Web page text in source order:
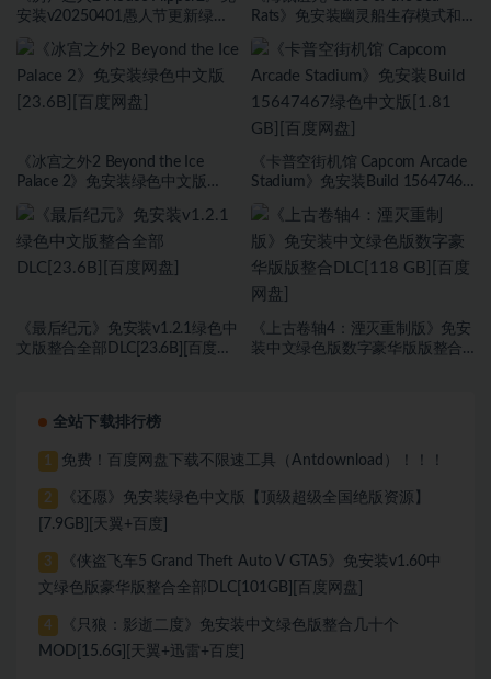
安装v20250401愚人节更新绿色
Rats》免安装幽灵船生存模式和
GB][百度网盘]
《冰宫之外2 Beyond the Ice
Palace 2》免安装绿色中文版
《卡普空街机馆 Capcom Arcade
Stadium》免安装Build 15647467
《最后纪元》免安装v1.2.1绿色中
文版整合全部DLC[23.6B][百度网
《上古卷轴4：湮灭重制版》免安
装中文绿色版数字豪华版版整合
全站下载排行榜
1 免费！百度网盘下载不限速工具（Antdownload）！！！
2
《还愿》免安装绿色中文版【顶级超级全国绝版资源】
[7.9GB][天翼+百度]
3
《侠盗飞车5 Grand Theft Auto V GTA5》免安装v1.60中
文绿色版豪华版整合全部DLC[101GB][百度网盘]
4
《只狼：影逝二度》免安装中文绿色版整合几十个
MOD[15.6G][天翼+迅雷+百度]